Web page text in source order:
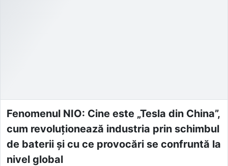
Fenomenul NIO: Cine este „Tesla din China”,
cum revoluționează industria prin schimbul
de baterii și cu ce provocări se confruntă la
nivel global